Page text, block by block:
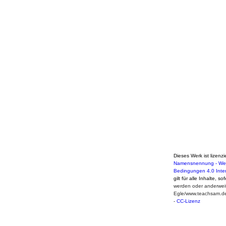
Dieses Werk ist
Namensnennung -
Bedingungen 4.0
gilt für alle Inhalte,
werden oder
Egle/
- CC-Lizenz